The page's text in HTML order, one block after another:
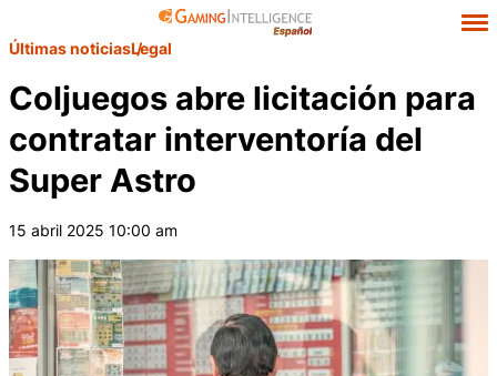
Últimas noticiasLegal
Coljuegos abre licitación para
contratar interventoría del
Super Astro
15 abril 2025 10:00 am